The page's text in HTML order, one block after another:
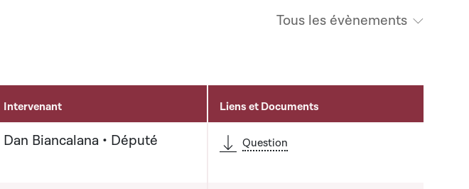
Tous les évènements
Intervenant Liens et Documents
Dan Biancalana • Député Question